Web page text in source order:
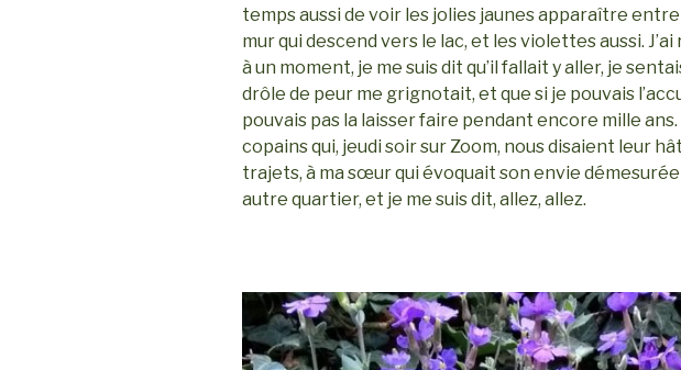
temps aussi de voir les jolies jaunes apparaître
mur qui descend vers le lac, et les violettes aussi.
à un moment, je me suis dit qu’il fallait y aller, je
drôle de peur me grignotait, et que si je pouvais
pouvais pas la laisser faire pendant encore mille ans.
copains qui, jeudi soir sur Zoom, nous disaient leur
trajets, à ma sœur qui évoquait son envie démesurée
autre quartier, et je me suis dit, allez, allez.